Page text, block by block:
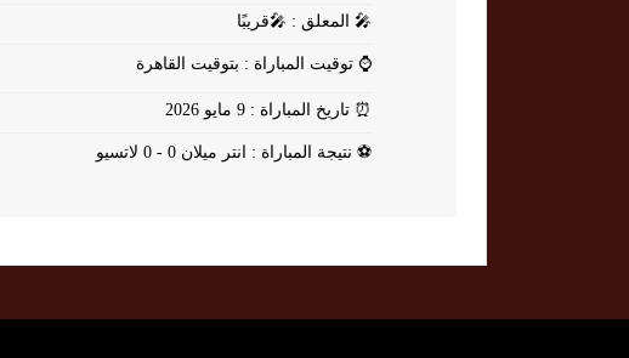
🎤 المعلق : 🎤قريبًا
⌚ توقيت المباراة : بتوقيت القاهرة
⏰ تاريخ المباراة : 9 مايو 2026
⚽ نتيجة المباراة : انتر ميلان 0 - 0 لاتسيو